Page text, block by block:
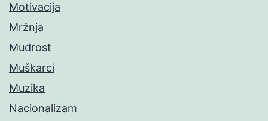
Motivacija
Mržnja
Mudrost
Muškarci
Muzika
Nacionalizam